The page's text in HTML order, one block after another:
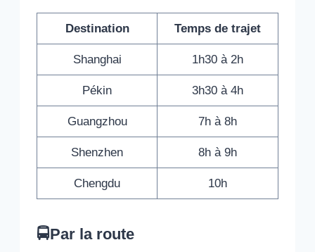
Destination Temps de trajet
Shanghai 1h30 à 2h
Pékin 3h30 à 4h
Guangzhou 7h à 8h
Shenzhen 8h à 9h
Chengdu 10h
🚍Par la route